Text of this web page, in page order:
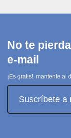
No te
e-mail
¡Es gratis!, mantente al
Suscríbete a